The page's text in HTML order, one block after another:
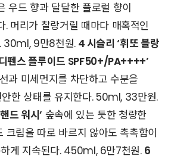
우드 향과 달달한 플로럴 향이
. 머리가 찰랑거릴 때마다 매혹적인
30ml, 9만8천원.4 시슬리 ‘휘또 블랑
펜스 플루이드 SPF50+/PA++++’
과 미세먼지를 차단하고 수분을
한 상태를 유지한다. 50ml, 33만원.
드 워시’ 숲속에 있는 듯한 청량한
크림을 따로 바르지 않아도 촉촉함이
게 지속된다. 450ml, 6만7천원. 6